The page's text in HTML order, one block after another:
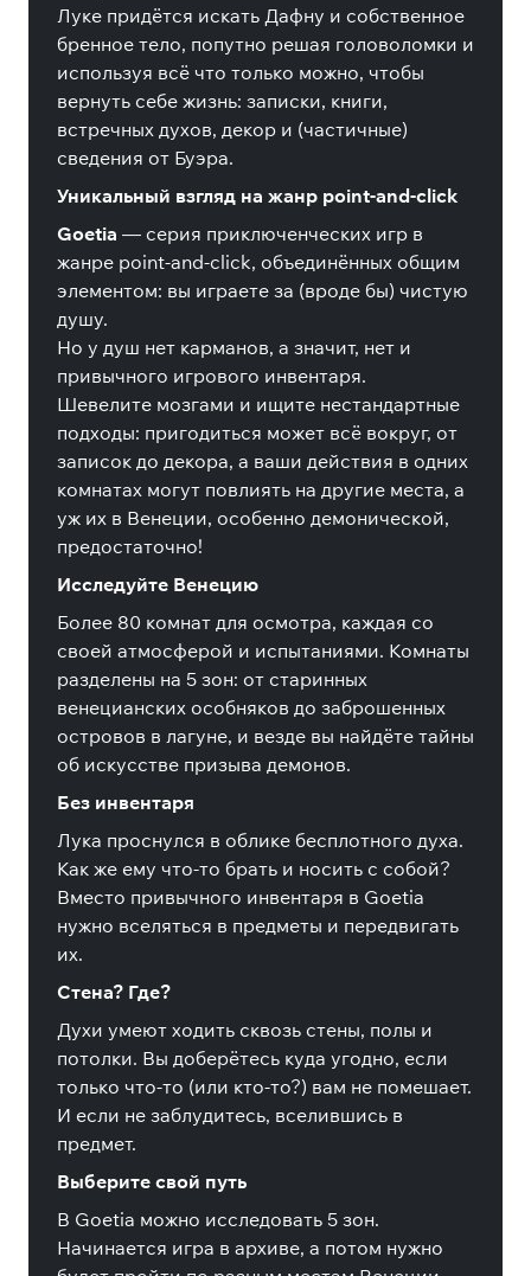
Луке придётся искать Дафну и собственное
бренное тело, попутно решая головоломки и
используя всё что только можно, чтобы
вернуть себе жизнь: записки, книги,
встречных духов, декор и (частичные)
сведения от Буэра.
Уникальный взгляд на жанр point-and-click
Goetia — серия приключенческих игр в
жанре point-and-click, объединённых общим
элементом: вы играете за (вроде бы) чистую
душу.
Но у душ нет карманов, а значит, нет и
привычного игрового инвентаря.
Шевелите мозгами и ищите нестандартные
подходы: пригодиться может всё вокруг, от
записок до декора, а ваши действия в одних
комнатах могут повлиять на другие места, а
уж их в Венеции, особенно демонической,
предостаточно!
Исследуйте Венецию
Более 80 комнат для осмотра, каждая со
своей атмосферой и испытаниями. Комнаты
разделены на 5 зон: от старинных
венецианских особняков до заброшенных
островов в лагуне, и везде вы найдёте тайны
об искусстве призыва демонов.
Без инвентаря
Лука проснулся в облике бесплотного духа.
Как же ему что-то брать и носить с собой?
Вместо привычного инвентаря в Goetia
нужно вселяться в предметы и передвигать
их.
Стена? Где?
Духи умеют ходить сквозь стены, полы и
потолки. Вы доберётесь куда угодно, если
только что-то (или кто-то?) вам не помешает.
И если не заблудитесь, вселившись в
предмет.
Выберите свой путь
В Goetia можно исследовать 5 зон.
Начинается игра в архиве, а потом нужно